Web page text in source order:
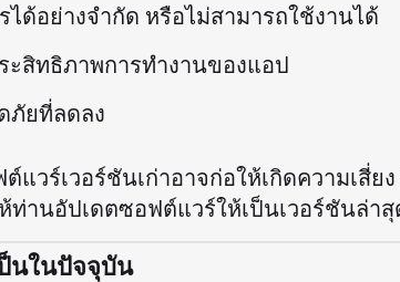
ได้อย่างจำกัด หรือไม่สามารถใช้งานได้
ะสิทธิภาพการทำงานของแอป
ภัยที่ลดลง
แวร์เวอร์ชันเก่าอาจก่อให้เกิดความเสี่
ท่านอัปเดตซอฟต์แวร์ให้เป็นเวอร์ชันล่าสุ
นในปัจจุบัน